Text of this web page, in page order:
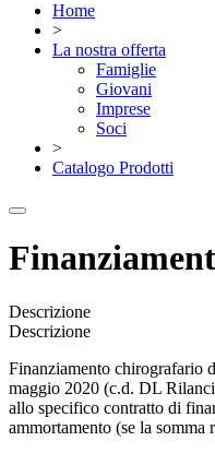
Home
>
La nostra offerta
Famiglie
Giovani
Imprese
Soci
>
Catalogo Prodotti
Descrizione
Descrizione
Finanziamento chirografario
maggio 2020 (c.d. DL
allo specifico contratto di
ammortamento (se la somma